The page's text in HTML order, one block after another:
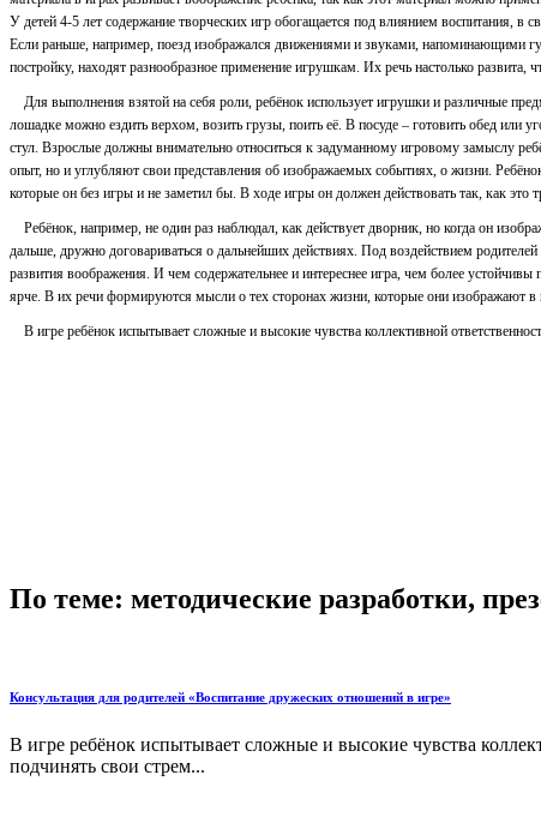
У детей 4-5 лет содержание творческих игр обогащается под влиянием воспитания,
Если раньше, например, поезд изображался движениями и звуками, напоминающими
постройку, находят разнообразное применение игрушкам. Их речь настолько
Для выполнения взятой на себя роли, ребёнок использует игрушки и различные
лошадке можно ездить верхом, возить грузы, поить её. В посуде – готовить обед или
стул. Взрослые должны внимательно относиться к задуманному игровому замыслу
опыт, но и углубляют свои представления об изображаемых событиях, о жизни.
которые он без игры и не заметил бы. В ходе игры он должен действовать так, как это
Ребёнок, например, не один раз наблюдал, как действует дворник, но когда он
дальше, дружно договариваться о дальнейших действиях. Под воздействием
развития воображения. И чем содержательнее и интереснее игра, чем более
ярче. В их речи формируются мысли о тех сторонах жизни, которые они изображают в
В игре ребёнок испытывает сложные и высокие чувства коллективной
По теме: методические разработки,
Консультация для родителей «Воспитание дружеских отношений в игре»
В игре ребёнок испытывает сложные и высокие чувства
подчинять свои стрем...